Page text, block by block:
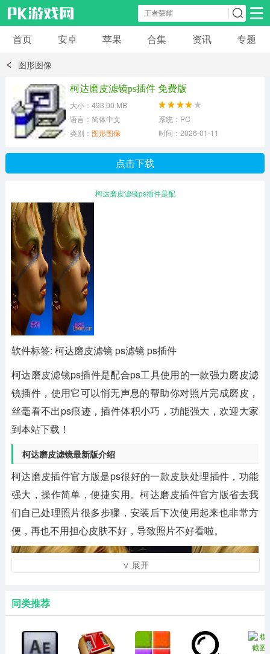
安卓应用 安卓游戏
模拟经营
首页 安卓 苹果 合集 资讯 专题
图形图像
柯达磨皮滤镜ps插件 免费版
大小：493.00 MB
语言：简体中文
系统：PC
类别： 图形图像 时间：2026-01-11
点击下载
柯达磨皮滤镜ps插件是配
软件标签: 柯达磨皮滤镜 ps滤镜 ps插件
柯达磨皮滤镜ps插件是配合ps工具使用的一款强力磨皮滤
镜插件，使用它可以悄无声息的帮助你对照片完成磨皮，
丝毫看不出ps痕迹，插件体积小巧，功能强大，欢迎大家
到本站下载！
柯达磨皮滤镜最新版介绍
柯达磨皮插件官方版是ps很好的一款皮肤处理插件，功能
强大，操作简单，便捷实用。柯达磨皮插件官方版省去我
们自已处理照片很多步骤，安装后下次使用起来也非常方
便，再也不用担心皮肤不好，导致照片不好看啦。
∨ 展开
同类推荐